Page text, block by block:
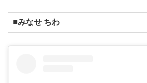
■みなせ ちわ